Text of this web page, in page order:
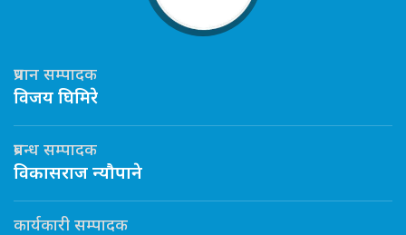
प्रधान सम्पादक
विजय घिमिरे
प्रबन्ध सम्पादक
विकासराज न्यौपाने
कार्यकारी सम्पादक